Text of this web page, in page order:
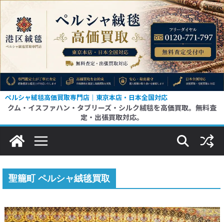
テ
へ
ス
ッ
ペルシャ絨毯高価買取専門店｜東京本店・日本全国対応
クム・イスファハン・タブリーズ・シルク絨毯を高価買取。無料査
定・出張買取対応。
聖籠町 ペルシャ絨毯買取